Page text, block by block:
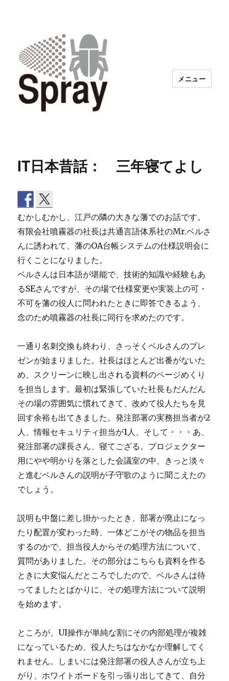
メニュー
IT日本昔話： 三年寝てよし
むかしむかし、江戸の隣の大きな藩でのお話です。
有限会社噴霧器の社長は共通言語体系社のMr.ベルさ
んに誘われて、藩のOA台帳システムの仕様説明会に
行くことになりました。
ベルさんは日本語が堪能で、技術的知識や経験もあ
るSEさんですが、その場で仕様変更や実装上の可・
不可を藩の役人に問われたときに即答できるよう、
念のため噴霧器の社長に同行を求めたのです。
一通り名刺交換も終わり、さっそくベルさんのプレ
ゼンが始まりました。社長はほとんど出番がないた
め、スクリーンに映し出される資料のページめくり
を担当します。最初は緊張していた社長もだんだん
その場の雰囲気に慣れてきて、改めて役人たちを見
回す余裕も出てきました。発注部署の実務担当者が2
人、情報セキュリティ担当が1人、そして・・・あ、
発注部署の課長さん、寝てござる。プロジェクター
用にやや明かりを落とした会議室の中、きっと淡々
と進むベルさんの説明が子守歌のように聞こえたの
でしょう。
説明も中盤に差し掛かったとき、部署が廃止になっ
たり配置が変わった時、一体どこがその物品を担当
するのかで、担当役人からその処理方法について、
質問がありました。その部分はこちらも資料を作る
ときに大変悩んだところでしたので、ベルさんは待
ってましたとばかりに、その処理方法について説明
を始めます。
ところが、UI操作が単純な割にその内部処理が複雑
になっているため、役人たちはなかなか理解してく
れません。しまいには発注部署の役人さんが立ち上
がり、ホワイトボードを引っ張り出してきて、自分